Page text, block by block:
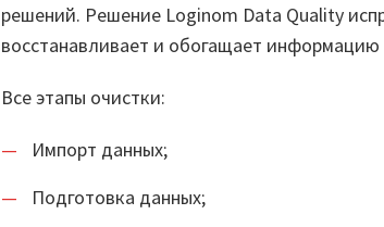
решений. Решение Loginom Data Quality
восстанавливает и обогащает информацию
Все этапы очистки:
Импорт данных;
Подготовка данных;